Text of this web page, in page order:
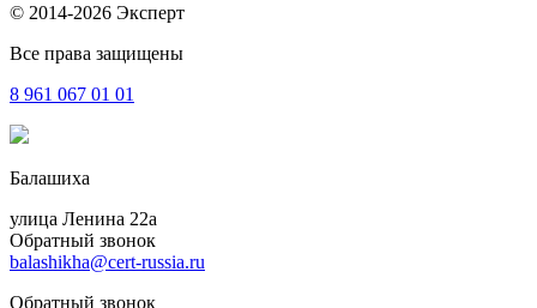
© 2014-2026 Эксперт
Все права защищены
8 961 067 01 01
Балашиха
улица Ленина 22a
Обратный звонок
balashikha@cert-russia.ru
Обратный звонок